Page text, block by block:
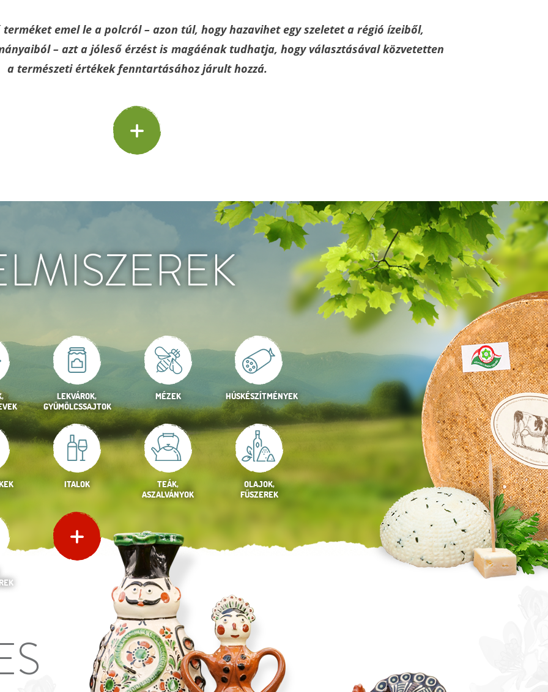
emel le a polcról – azon túl, hogy hazavihet egy szeletet a régió ízeiből,
– azt a jóleső érzést is magáénak tudhatja, hogy választásával közvetetten
a természeti értékek fenntartásához járult hozzá.
LEKVÁROK,
GYÜMÖLCSSAJTOK
MÉZEK HÚSKÉSZÍTMÉNYEK
ITALOK
TEÁK,
ASZALVÁNYOK
OLAJOK,
FŰSZEREK